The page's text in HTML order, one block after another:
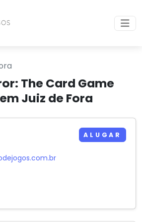
The Card Game
Juiz de Fora
ALUGAR